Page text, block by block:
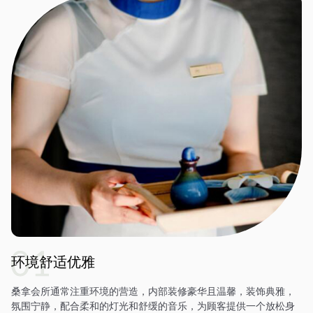
环境舒适优雅
桑拿会所通常注重环境的营造，内部装修豪华且温馨，装饰典雅，
氛围宁静，配合柔和的灯光和舒缓的音乐，为顾客提供一个放松身